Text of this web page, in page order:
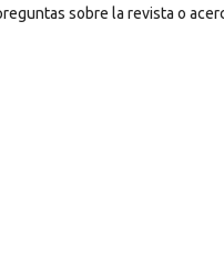
sobre la revista o